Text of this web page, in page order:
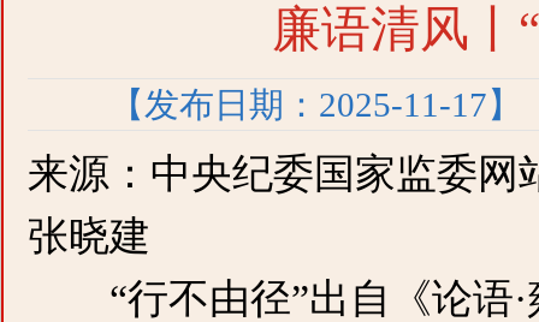
廉语清风丨
【发布日期：2025-11-17】
来源：中央纪委国家监委网
张晓建
“行不由径”出自《论语·